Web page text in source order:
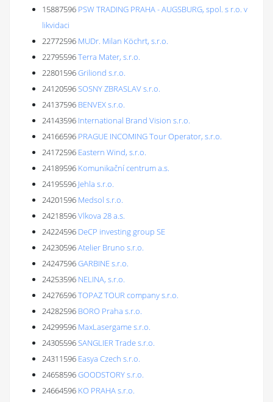
15887596 PSW TRADING PRAHA - AUGSBURG, spol. s r.o. v
likvidaci
22772596 MUDr. Milan Köchrt, s.r.o.
22795596Terra Mater, s.r.o.
22801596Griliond s.r.o.
24120596SOSNY ZBRASLAV s.r.o.
24137596 BENVEX s.r.o.
24143596 International Brand Vision s.r.o.
24166596 PRAGUE INCOMING Tour Operator, s.r.o.
24172596 Eastern Wind, s.r.o.
24189596 Komunikační centrum a.s.
24195596 Jehla s.r.o.
24201596 Medsol s.r.o.
24218596Vlkova 28 a.s.
24224596 DeCP investing group SE
24230596Atelier Bruno s.r.o.
24247596GARBINE s.r.o.
24253596 NELINA, s.r.o.
24276596TOPAZ TOUR company s.r.o.
24282596 BORO Praha s.r.o.
24299596 MaxLasergame s.r.o.
24305596SANGLIER Trade s.r.o.
24311596 Easya Czech s.r.o.
24658596GOODSTORY s.r.o.
24664596 KO PRAHA s.r.o.